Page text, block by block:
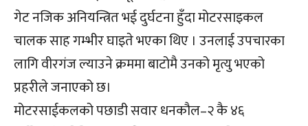
गेट नजिक अनियन्त्रित भई दुर्घटना हुँदा मोटरसाइकल
चालक साह गम्भीर घाइते भएका थिए । उनलाई उपचारका
लागि वीरगंज ल्याउने क्रममा बाटोमै उनको मृत्यु भएको
प्रहरीले जनाएको छ।
मोटरसाईकलको पछाडी सवार धनकौल–२ कै ४६